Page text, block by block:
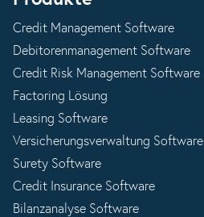
Credit Management Software
Debitorenmanagement Software
Credit Risk Management Software
Factoring Lösung
Leasing Software
Versicherungsverwaltung Software
Surety Software
Credit Insurance Software
Bilanzanalyse Software